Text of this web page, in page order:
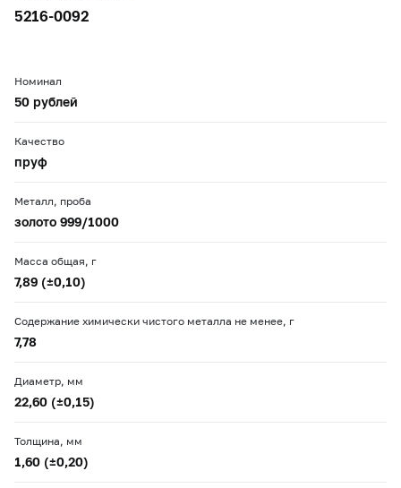
5216-0092
Номинал
50 рублей
Качество
пруф
Металл, проба
золото 999/1000
Масса общая, г
7,89 (±0,10)
Содержание химически чистого металла не менее, г
7,78
Диаметр, мм
22,60 (±0,15)
Толщина, мм
1,60 (±0,20)